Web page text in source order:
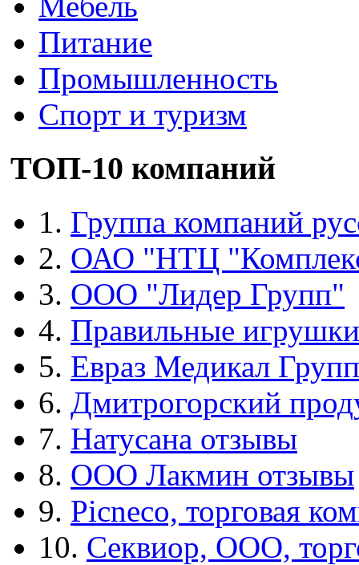
Питание
Промышленность
Спорт и туризм
ТОП-10 компаний
1. Группа компаний
2. ОАО "НТЦ
3. ООО "Лидер Групп"
4. Правильные игрушки
5. Евраз Медикал Групп
6. Дмитрогорский
7. Натусана отзывы
8. ООО Лакмин отзывы
9. Picneco, торговая
10. Секвиор, ООО,